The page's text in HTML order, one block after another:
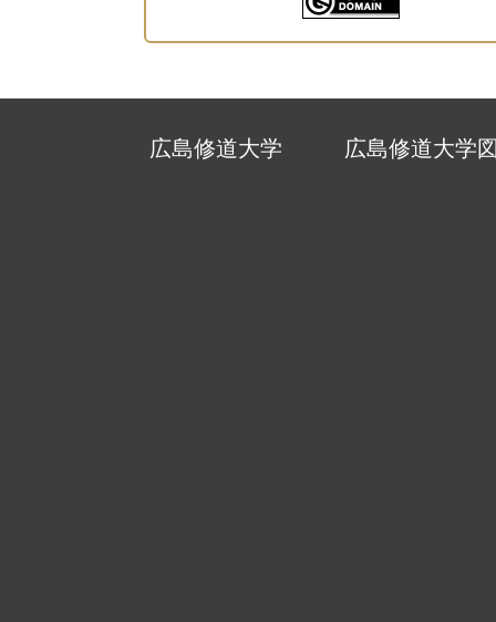
広島修道大学 広島修道大学